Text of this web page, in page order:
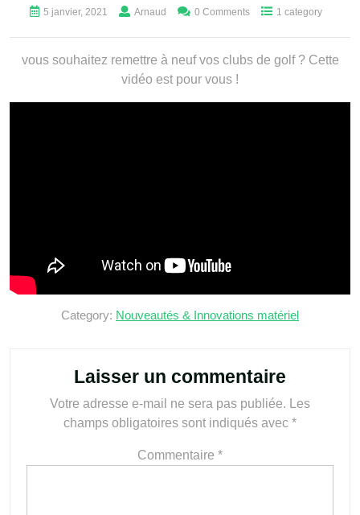
5 janvier, 2021 Arnaud 0 Comments 1 category
vous souhaitez remettre à neuf vos clubs de golf ? Cette
vidéo est pour vous !
Category: Nouveautés & Innovations matériel
Laisser un commentaire
Votre adresse e-mail ne sera pas publiée.
Les
champs obligatoires sont indiqués avec *
Commentaire *